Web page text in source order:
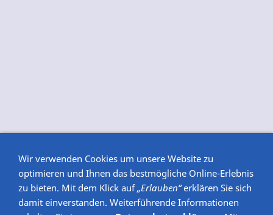
Wir verwenden Cookies um unsere Website zu
optimieren und Ihnen das bestmögliche Online-Erlebnis
zu bieten. Mit dem Klick auf„Erlauben“erklären Sie sich
damit einverstanden. Weiterführende Informationen